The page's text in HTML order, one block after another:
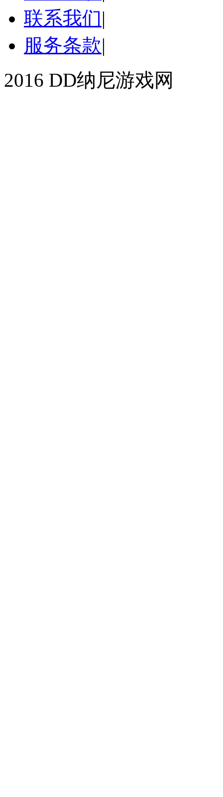
联系我们|
服务条款|
2016 DD纳尼游戏网